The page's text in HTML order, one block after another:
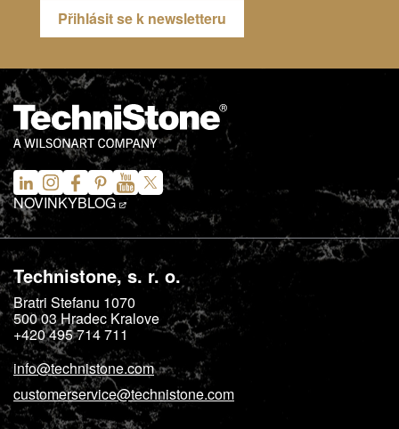
Přihlásit se k newsletteru
NOVINKYBLOG
Technistone, s. r. o.
Bratri Stefanu 1070
500 03Hradec Kralove
+420 495 714 711
info@technistone.com
customerservice@technistone.com